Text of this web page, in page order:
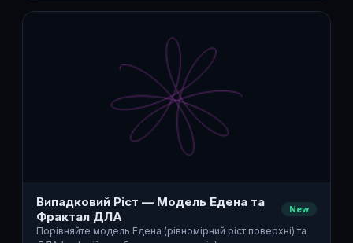
Випадковий Ріст — Модель Едена та
Фрактал ДЛА
New
Порівняйте модель Едена (рівномірний ріст поверхні) та